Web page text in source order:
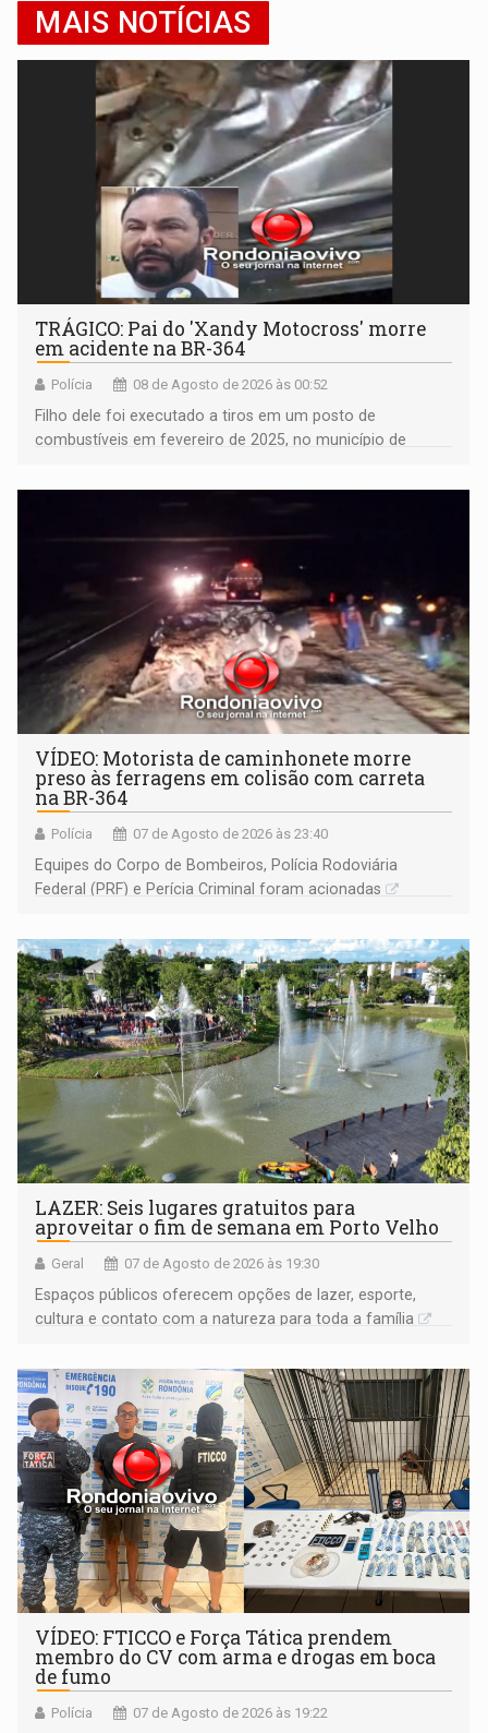
MAIS NOTÍCIAS
TRÁGICO: Pai do 'Xandy Motocross' morre
em acidente na BR-364
Polícia 08 de Agosto de 2026 às 00:52
Filho dele foi executado a tiros em um posto de
combustíveis em fevereiro de 2025, no município de
VÍDEO: Motorista de caminhonete morre
preso às ferragens em colisão com carreta
na BR-364
Polícia 07 de Agosto de 2026 às 23:40
Equipes do Corpo de Bombeiros, Polícia Rodoviária
Federal (PRF) e Perícia Criminal foram acionadas
LAZER: Seis lugares gratuitos para
aproveitar o fim de semana em Porto Velho
Geral 07 de Agosto de 2026 às 19:30
Espaços públicos oferecem opções de lazer, esporte,
cultura e contato com a natureza para toda a família
VÍDEO: FTICCO e Força Tática prendem
membro do CV com arma e drogas em boca
de fumo
Polícia 07 de Agosto de 2026 às 19:22